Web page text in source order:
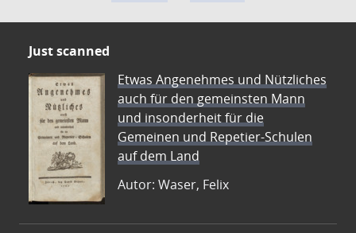
Just scanned
Etwas Angenehmes und Nützliches
auch für den gemeinsten Mann
und insonderheit für die
Gemeinen und Repetier-Schulen
auf dem Land
Autor: Waser, Felix